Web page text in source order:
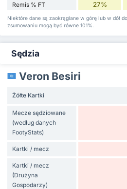
Remis % FT 27%
Niektóre dane są zaokrąglane w górę lub w dół
zsumowaniu mogą być równe 101%.
Sędzia
Veron Besiri
Żółte Kartki
Mecze sędziowane
(według danych
FootyStats)
Kartki / mecz
Kartki / mecz
(Drużyna
Gospodarzy)